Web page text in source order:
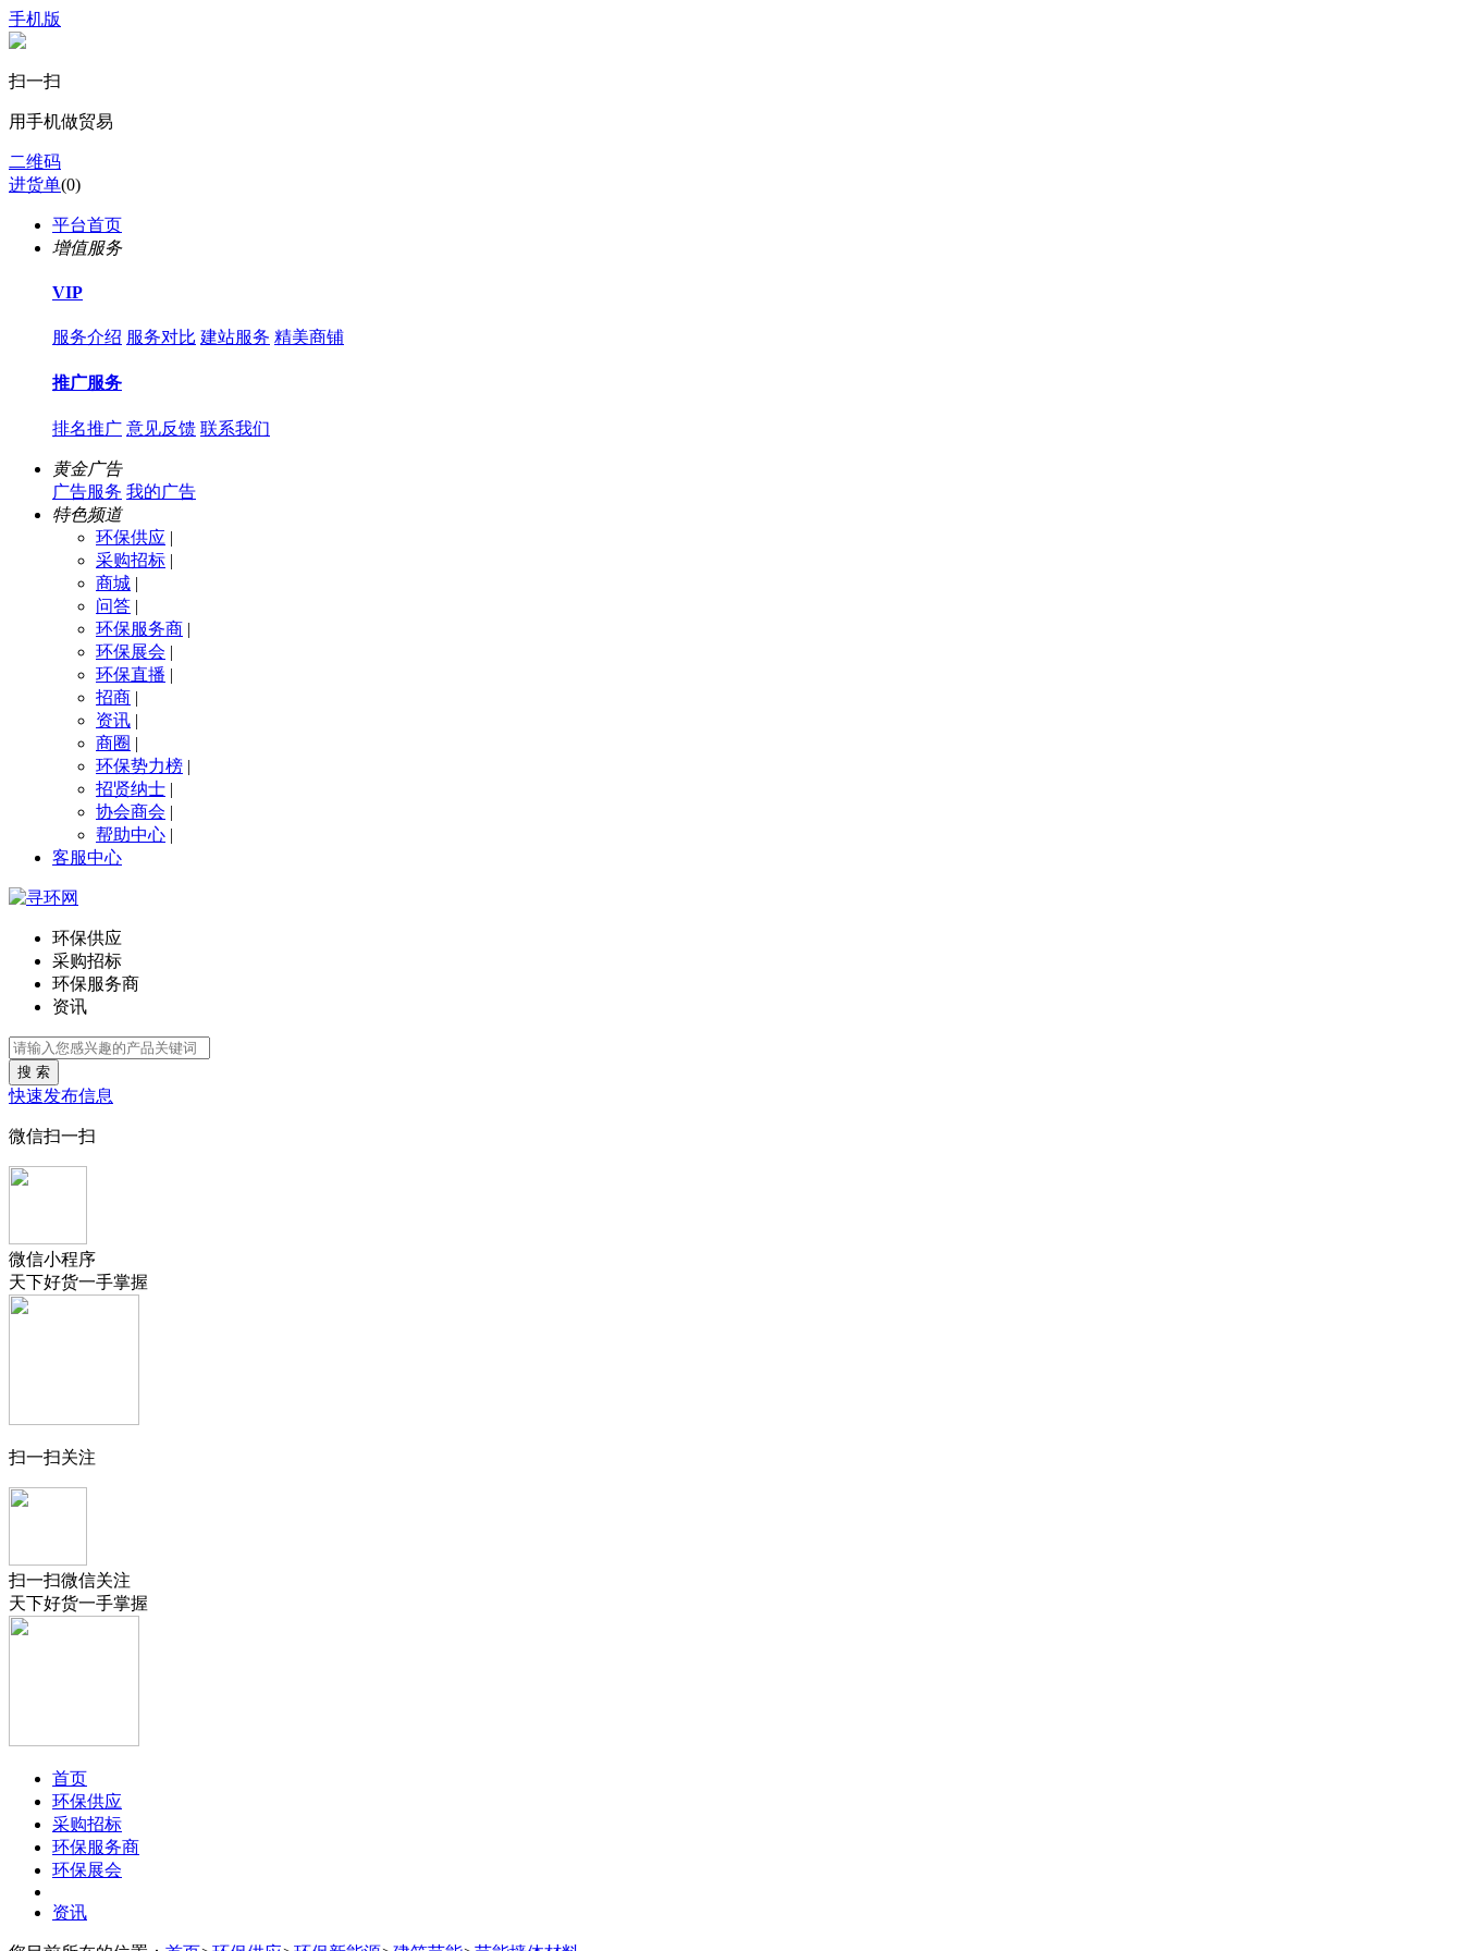
手机版
扫一扫
用手机做贸易
二维码
进货单(0)
平台首页
增值服务
VIP
服务介绍 服务对比 建站服务 精美商铺
推广服务
排名推广 意见反馈 联系我们
黄金广告
广告服务 我的广告
特色频道
环保供应 |
采购招标 |
商城 |
问答 |
环保服务商 |
环保展会 |
环保直播 |
招商 |
资讯 |
商圈 |
环保势力榜 |
招贤纳士 |
协会商会 |
帮助中心 |
客服中心
环保供应
采购招标
环保服务商
资讯
搜 索
快速发布信息
微信扫一扫
微信小程序
天下好货一手掌握
扫一扫关注
扫一扫微信关注
天下好货一手掌握
首页
环保供应
采购招标
环保服务商
环保展会
资讯